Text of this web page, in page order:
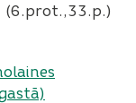
(6.prot.,33.p.)